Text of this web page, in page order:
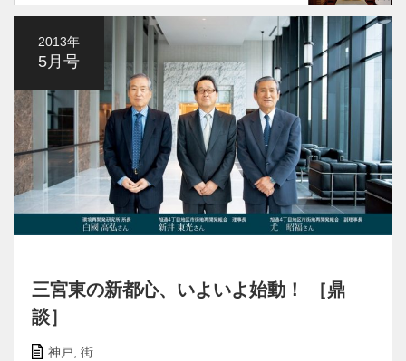
2013年
5月号
三宮東の新都心、いよいよ始動！ ［鼎
談］
神戸 街